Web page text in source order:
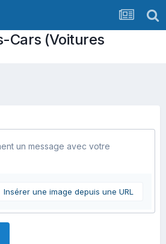
Cars (Voitures
un message avec votre
Insérer une image depuis une URL